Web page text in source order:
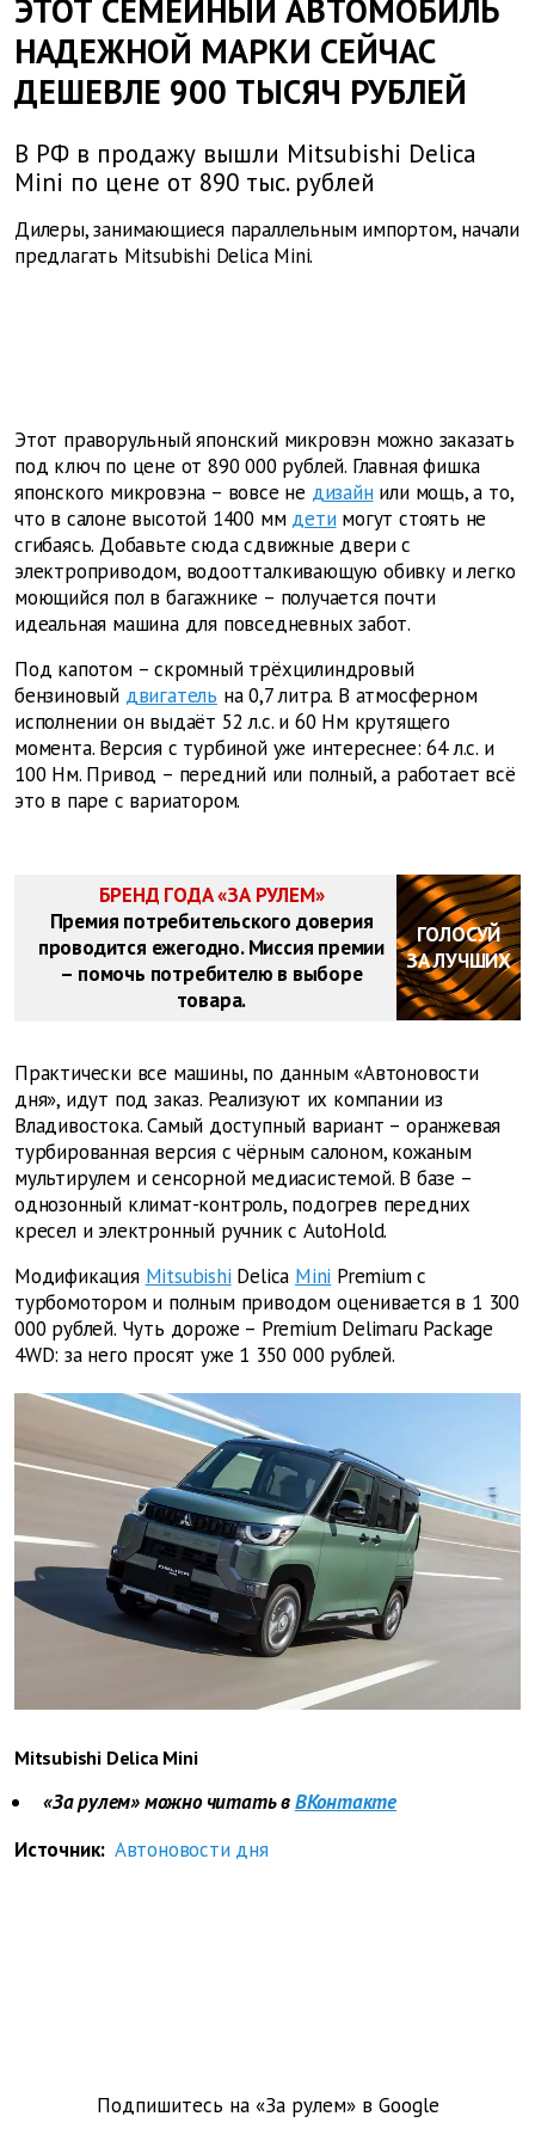
ЭТОТ СЕМЕЙНЫЙ АВТОМОБИЛЬ
НАДЕЖНОЙ МАРКИ СЕЙЧАС
ДЕШЕВЛЕ 900 ТЫСЯЧ РУБЛЕЙ
В РФ в продажу вышли Mitsubishi Delica
Mini по цене от 890 тыс. рублей
Дилеры, занимающиеся параллельным импортом, начали
предлагать Mitsubishi Delica Mini.
Этот праворульный японский микровэн можно заказать
под ключ по цене от 890 000 рублей. Главная фишка
японского микровэна – вовсе не дизайнили мощь, а то,
что в салоне высотой 1400 мм детимогут стоять не
сгибаясь. Добавьте сюда сдвижные двери с
электроприводом, водоотталкивающую обивку и легко
моющийся пол в багажнике – получается почти
идеальная машина для повседневных забот.
Под капотом – скромный трёхцилиндровый
бензиновый двигатель на 0,7 литра. В атмосферном
исполнении он выдаёт 52 л.с. и 60 Нм крутящего
момента. Версия с турбиной уже интереснее: 64 л.с. и
100 Нм. Привод – передний или полный, а работает всё
это в паре с вариатором.
БРЕНД ГОДА «ЗА РУЛЕМ»
Премия потребительского доверия
проводится ежегодно. Миссия премии
– помочь потребителю в выборе
товара.
ГОЛОСУЙ
ЗА ЛУЧШИХ
Практически все машины, по данным «Автоновости
дня», идут под заказ. Реализуют их компании из
Владивостока. Самый доступный вариант – оранжевая
турбированная версия с чёрным салоном, кожаным
мультирулем и сенсорной медиасистемой. В базе –
однозонный климат-контроль, подогрев передних
кресел и электронный ручник с AutoHold.
Модификация MitsubishiDelica Mini Premium с
турбомотором и полным приводом оценивается в 1 300
000 рублей. Чуть дороже – Premium Delimaru Package
4WD: за него просят уже 1 350 000 рублей.
Mitsubishi Delica Mini
«За рулем» можно читать вВКонтакте
Источник: Автоновости дня
Подпишитесь на «За рулем» в Google